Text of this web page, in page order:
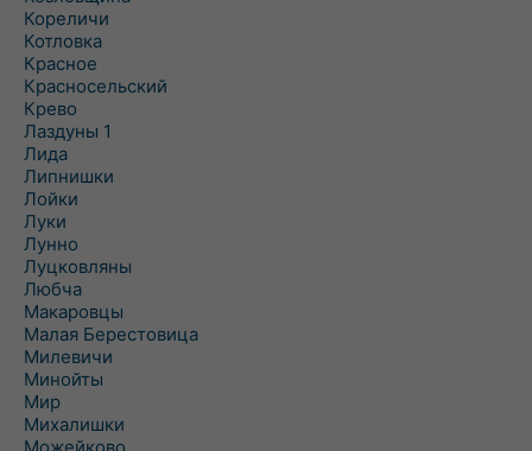
Кореличи
Котловка
Красное
Красносельский
Крево
Лаздуны 1
Лида
Липнишки
Лойки
Луки
Лунно
Луцковляны
Любча
Макаровцы
Малая Берестовица
Милевичи
Минойты
Мир
Михалишки